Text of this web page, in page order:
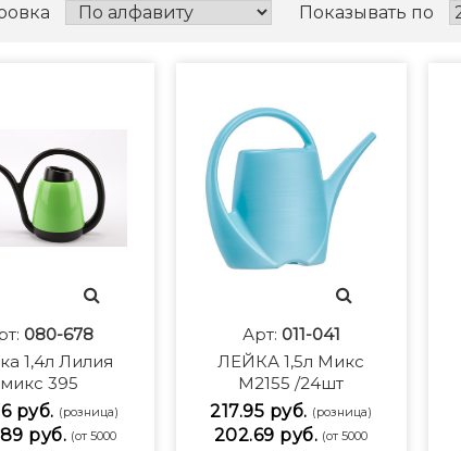
Показывать по
080-678
1,4л Лилия
микс 395
руб. (розница)
руб. (от 5000
Арт: 011-041
ЛЕЙКА 1,5л Микс
М2155 /24шт
217.95 руб. (розница)
202.69 руб. (от 5000